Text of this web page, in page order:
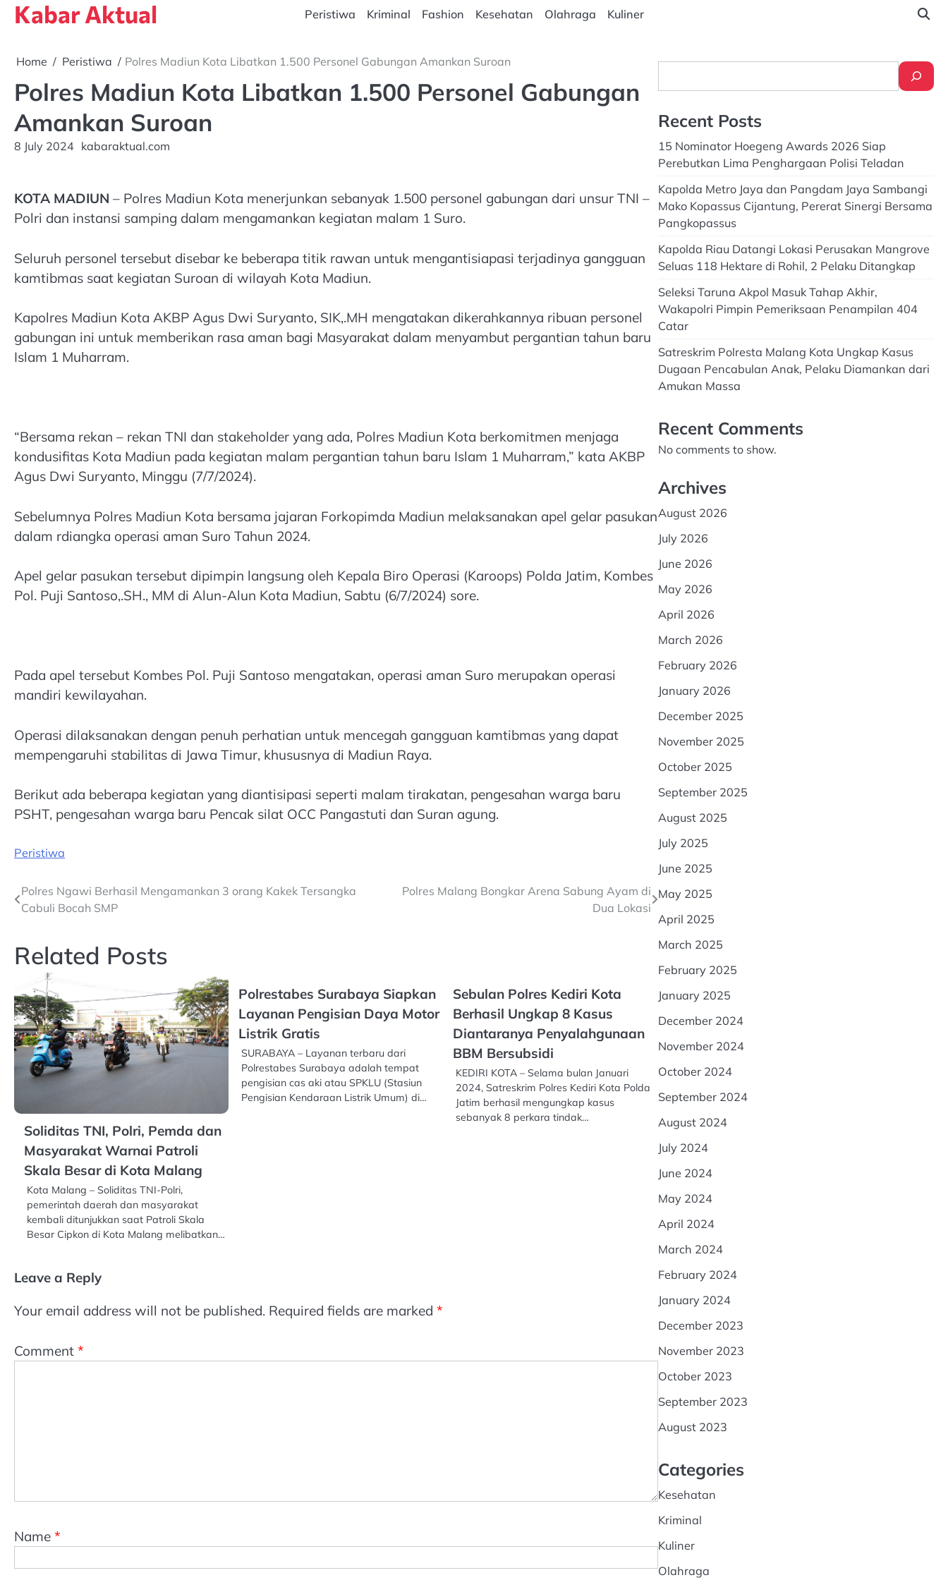
SkipKabar Aktual Peristiwa Kriminal Fashion Kesehatan Olahraga Kuliner
Home Peristiwa Polres Madiun Kota Libatkan 1.500 Personel Gabungan Amankan Suroan
Polres Madiun Kota Libatkan 1.500 Personel Gabungan
Amankan Suroan
8 July 2024 kabaraktual.com
KOTA MADIUN – Polres Madiun Kota menerjunkan sebanyak 1.500 personel gabungan dari unsur TNI –
Polri dan instansi samping dalam mengamankan kegiatan malam 1 Suro.
Seluruh personel tersebut disebar ke beberapa titik rawan untuk mengantisiapasi terjadinya gangguan
kamtibmas saat kegiatan Suroan di wilayah Kota Madiun.
Kapolres Madiun Kota AKBP Agus Dwi Suryanto, SIK,.MH mengatakan dikerahkannya ribuan personel
gabungan ini untuk memberikan rasa aman bagi Masyarakat dalam menyambut pergantian tahun baru
Islam 1 Muharram.
“Bersama rekan – rekan TNI dan stakeholder yang ada, Polres Madiun Kota berkomitmen menjaga
kondusifitas Kota Madiun pada kegiatan malam pergantian tahun baru Islam 1 Muharram,” kata AKBP
Agus Dwi Suryanto, Minggu (7/7/2024).
Sebelumnya Polres Madiun Kota bersama jajaran Forkopimda Madiun melaksanakan apel gelar pasukan
dalam rdiangka operasi aman Suro Tahun 2024.
Apel gelar pasukan tersebut dipimpin langsung oleh Kepala Biro Operasi (Karoops) Polda Jatim, Kombes
Pol. Puji Santoso,.SH., MM di Alun-Alun Kota Madiun, Sabtu (6/7/2024) sore.
Pada apel tersebut Kombes Pol. Puji Santoso mengatakan, operasi aman Suro merupakan operasi
mandiri kewilayahan.
Operasi dilaksanakan dengan penuh perhatian untuk mencegah gangguan kamtibmas yang dapat
mempengaruhi stabilitas di Jawa Timur, khususnya di Madiun Raya.
Berikut ada beberapa kegiatan yang diantisipasi seperti malam tirakatan, pengesahan warga baru
PSHT, pengesahan warga baru Pencak silat OCC Pangastuti dan Suran agung.
Peristiwa
Post
Polres Ngawi Berhasil Mengamankan 3 orang Kakek Tersangka
Cabuli Bocah SMP
Polres Malang Bongkar Arena Sabung Ayam di
Dua Lokasi
Related Posts
Soliditas TNI, Polri, Pemda dan
Masyarakat Warnai Patroli
Skala Besar di Kota Malang
Kota Malang – Soliditas TNI-Polri,
pemerintah daerah dan masyarakat
kembali ditunjukkan saat Patroli Skala
Besar Cipkon di Kota Malang melibatkan…
Polrestabes Surabaya Siapkan
Layanan Pengisian Daya Motor
Listrik Gratis
SURABAYA – Layanan terbaru dari
Polrestabes Surabaya adalah tempat
pengisian cas aki atau SPKLU (Stasiun
Pengisian Kendaraan Listrik Umum) di…
Sebulan Polres Kediri Kota
Berhasil Ungkap 8 Kasus
Diantaranya Penyalahgunaan
BBM Bersubsidi
KEDIRI KOTA – Selama bulan Januari
2024, Satreskrim Polres Kediri Kota Polda
Jatim berhasil mengungkap kasus
sebanyak 8 perkara tindak…
Leave a Reply
Your email address will not be published. Required fields are marked *
Comment *
Name *
Recent Posts
15 Nominator Hoegeng Awards 2026 Siap
Perebutkan Lima Penghargaan Polisi Teladan
Kapolda Metro Jaya dan Pangdam Jaya Sambangi
Mako Kopassus Cijantung, Pererat Sinergi Bersama
Pangkopassus
Kapolda Riau Datangi Lokasi Perusakan Mangrove
Seluas 118 Hektare di Rohil, 2 Pelaku Ditangkap
Seleksi Taruna Akpol Masuk Tahap Akhir,
Wakapolri Pimpin Pemeriksaan Penampilan 404
Catar
Satreskrim Polresta Malang Kota Ungkap Kasus
Dugaan Pencabulan Anak, Pelaku Diamankan dari
Amukan Massa
Recent Comments
No comments to show.
Archives
August 2026
July 2026
June 2026
May 2026
April 2026
March 2026
February 2026
January 2026
December 2025
November 2025
October 2025
September 2025
August 2025
July 2025
June 2025
May 2025
April 2025
March 2025
February 2025
January 2025
December 2024
November 2024
October 2024
September 2024
August 2024
July 2024
June 2024
May 2024
April 2024
March 2024
February 2024
January 2024
December 2023
November 2023
October 2023
September 2023
August 2023
Categories
Kesehatan
Kriminal
Kuliner
Olahraga